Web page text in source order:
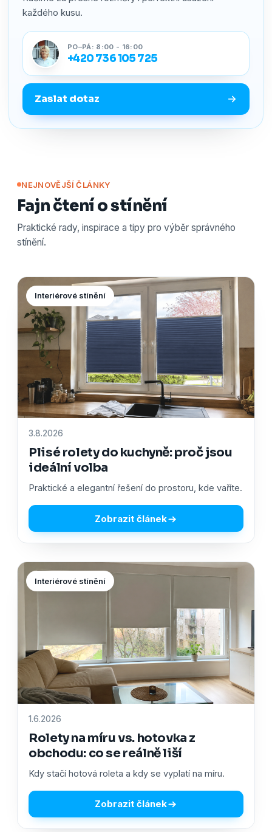
každého kusu.
PO–PÁ: 8:00 - 16:00
+420 736 105 725
Zaslat dotaz
NEJNOVĚJŠÍ ČLÁNKY
Fajn čtení o stínění
Praktické rady, inspirace a tipy pro výběr správného
stínění.
Interiérové stínění
3.8.2026
Plisé rolety do kuchyně: proč jsou
ideální volba
Praktické a elegantní řešení do prostoru, kde vaříte.
Zobrazit článek
Interiérové stínění
1.6.2026
Rolety na míru vs. hotovka z
obchodu: co se reálně liší
Kdy stačí hotová roleta a kdy se vyplatí na míru.
Zobrazit článek